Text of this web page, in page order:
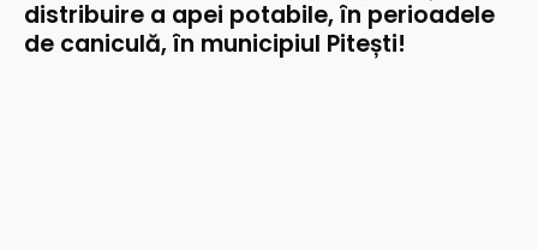
distribuire a apei potabile, în perioadele
de caniculă, în municipiul Pitești!